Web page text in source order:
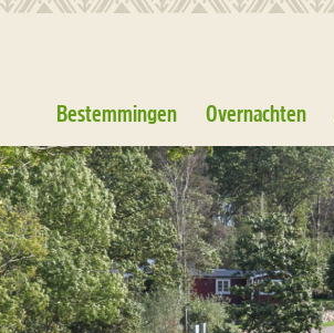
Bestemmingen Overnachten